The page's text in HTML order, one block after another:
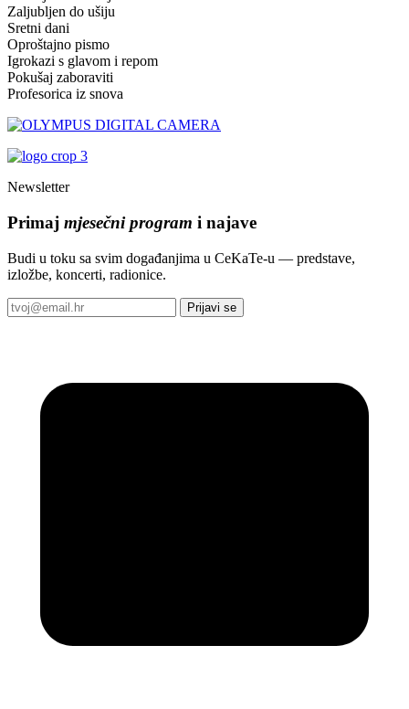
Zaljubljen do ušiju
Sretni dani
Oproštajno pismo
Igrokazi s glavom i repom
Pokušaj zaboraviti
Profesorica iz snova
Newsletter
Primaj mjesečni program i najave
Budi u toku sa svim događanjima u CeKaTe-u — predstave,
izložbe, koncerti, radionice.
Prijavi se